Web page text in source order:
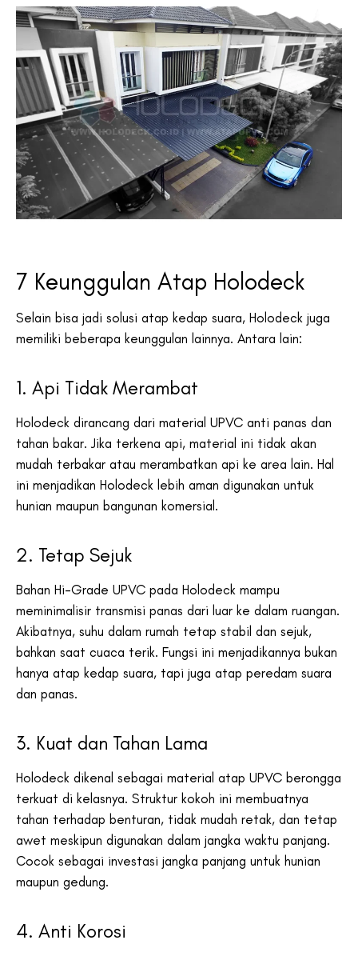
7 Keunggulan Atap Holodeck
Selain bisa jadi solusi atap kedap suara, Holodeck juga
memiliki beberapa keunggulan lainnya. Antara lain:
1. Api Tidak Merambat
Holodeck dirancang dari material UPVC anti panas dan
tahan bakar. Jika terkena api, material ini tidak akan
mudah terbakar atau merambatkan api ke area lain. Hal
ini menjadikan Holodeck lebih aman digunakan untuk
hunian maupun bangunan komersial.
2. Tetap Sejuk
Bahan Hi-Grade UPVC pada Holodeck mampu
meminimalisir transmisi panas dari luar ke dalam ruangan.
Akibatnya, suhu dalam rumah tetap stabil dan sejuk,
bahkan saat cuaca terik. Fungsi ini menjadikannya bukan
hanya atap kedap suara, tapi juga atap peredam suara
dan panas.
3. Kuat dan Tahan Lama
Holodeck dikenal sebagai material atap UPVC berongga
terkuat di kelasnya. Struktur kokoh ini membuatnya
tahan terhadap benturan, tidak mudah retak, dan tetap
awet meskipun digunakan dalam jangka waktu panjang.
Cocok sebagai investasi jangka panjang untuk hunian
maupun gedung.
4. Anti Korosi